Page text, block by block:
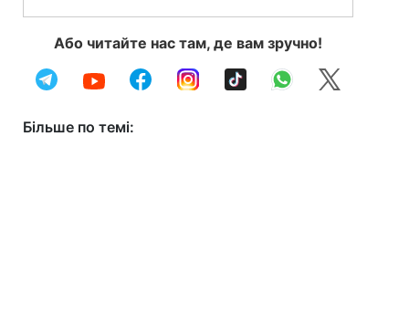
Або читайте нас там, де вам зручно!
Більше по темі: